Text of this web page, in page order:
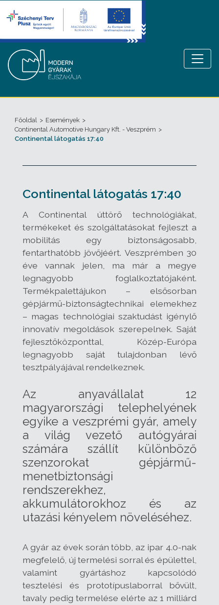
Főoldal > Események >
Continental Automotive Hungary Kft. - Veszprém >
Continental látogatás 17:40
Continental látogatás 17:40
A Continental úttörő technológiákat,
termékeket és szolgáltatásokat fejleszt a
mobilitás egy biztonságosabb,
fentarthatóbb jövőjéért. Veszprémben 30
éve vannak jelen, ma már a megye
legnagyobb foglalkoztatójaként.
Termékpalettájukon – elsősorban
gépjármű-biztonságtechnikai elemekhez
– magas technológiai szaktudást igénylő
innovatív megoldások szerepelnek. Saját
fejlesztőközponttal, Közép-Európa
legnagyobb saját tulajdonban lévő
tesztpályájával rendelkeznek.
Az anyavállalat 12
magyarországi telephelyének
egyike a veszprémi gyár, amely
a világ vezető autógyárai
számára szállít különböző
szenzorokat gépjármű-
menetbiztonsági
rendszerekhez,
akkumulátorokhoz és az
utazási kényelem növeléséhez.
A gyár az évek során több, az ipar 4.0-nak
megfelelő, új termelési sorral és épülettel,
valamint gyártáshoz kapcsolódó
tesztelési és prototípuslaborral bővült,
tavaly pedig termelése elérte az 1 milliárd